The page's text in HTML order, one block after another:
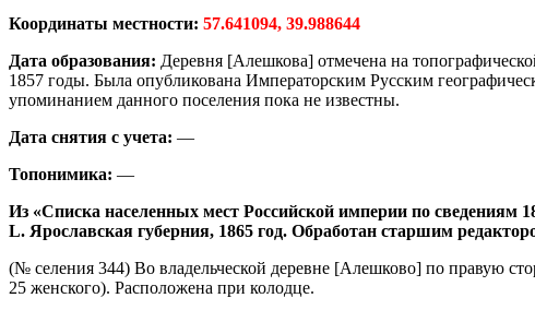
Координаты местности: 57.641094, 39.988644
Дата образования: Деревня [Алешкова] отмечена на
1857 годы. Была опубликована Императорским Русским
упоминанием данного поселения пока не известны.
Дата снятия с учета: —
Топонимика: —
Из «Списка населенных мест Российской империи по сведениям
L. Ярославская губерния, 1865 год. Обработан старшим
(№ селения 344) Во владельческой деревне [Алешково] по правую
25 женского). Расположена при колодце.